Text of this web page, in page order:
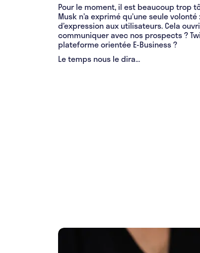
Pour le moment, il est beaucoup trop
Musk n’a exprimé qu’une seule
d’expression aux utilisateurs. Cela
communiquer avec nos prospects ?
plateforme orientée E-Business ?
Le temps nous le dira…